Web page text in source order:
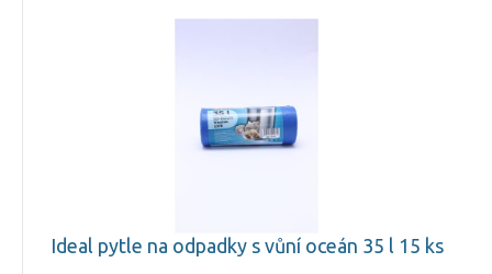
Ideal pytle na odpadky s vůní oceán 35 l 15 ks